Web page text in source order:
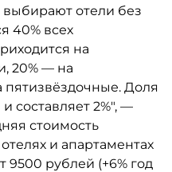
отели без
40% всех
на
20% — на
пятизвёздочные. Доля
составляет 2%", —
стоимость
и апартаментах
9500 рублей (+6% год